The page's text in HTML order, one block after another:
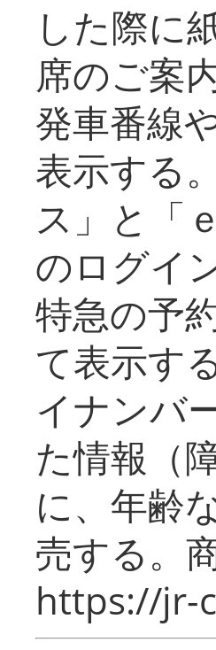
した際に
席のご案
発車番線
表示する
ス」と「
のログイ
特急の予
て表示す
イナンバ
た情報（
に、年齢
売する。
https://jr-